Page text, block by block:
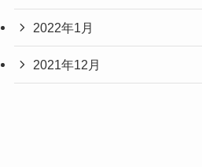
2022年1月
2021年12月